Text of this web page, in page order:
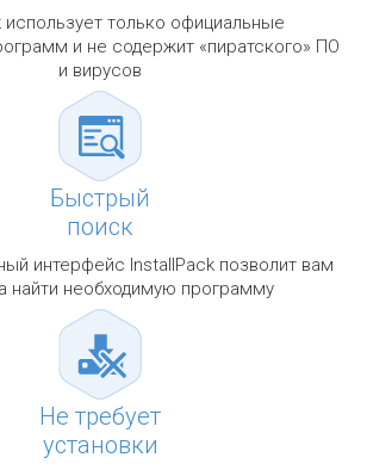
использует только официальные
и не содержит «пиратского» ПО
и вирусов
Быстрый
поиск
интерфейс InstallPack позволит вам
найти необходимую программу
Не требует
установки